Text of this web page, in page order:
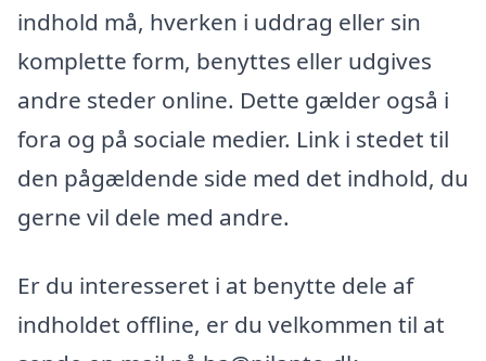
indhold må, hverken i uddrag eller sin
komplette form, benyttes eller udgives
andre steder online. Dette gælder også i
fora og på sociale medier. Link i stedet til
den pågældende side med det indhold, du
gerne vil dele med andre.
Er du interesseret i at benytte dele af
indholdet offline, er du velkommen til at